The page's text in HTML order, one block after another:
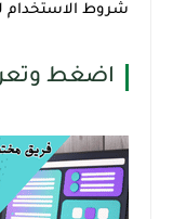
شروط الاستخدام
اضغط